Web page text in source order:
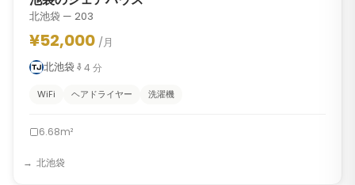
北池袋 — 203
¥52,000 /月
北池袋
4 分
WiFi ヘアドライヤー 洗濯機
6.68m²
北池袋